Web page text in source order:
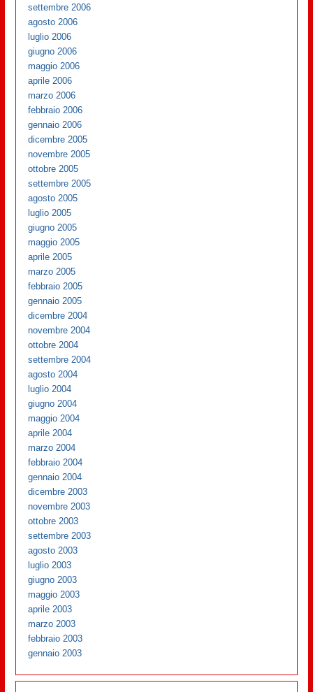
settembre 2006
agosto 2006
luglio 2006
giugno 2006
maggio 2006
aprile 2006
marzo 2006
febbraio 2006
gennaio 2006
dicembre 2005
novembre 2005
ottobre 2005
settembre 2005
agosto 2005
luglio 2005
giugno 2005
maggio 2005
aprile 2005
marzo 2005
febbraio 2005
gennaio 2005
dicembre 2004
novembre 2004
ottobre 2004
settembre 2004
agosto 2004
luglio 2004
giugno 2004
maggio 2004
aprile 2004
marzo 2004
febbraio 2004
gennaio 2004
dicembre 2003
novembre 2003
ottobre 2003
settembre 2003
agosto 2003
luglio 2003
giugno 2003
maggio 2003
aprile 2003
marzo 2003
febbraio 2003
gennaio 2003